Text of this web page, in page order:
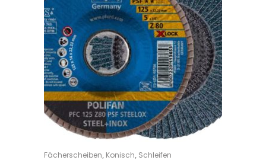
IN DEN WARENKORB
Fächerscheiben, Konisch, Schleifen